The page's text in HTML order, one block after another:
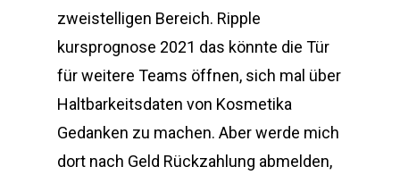
zweistelligen Bereich. Ripple
kursprognose 2021 das könnte die Tür
für weitere Teams öffnen, sich mal über
Haltbarkeitsdaten von Kosmetika
Gedanken zu machen. Aber werde mich
dort nach Geld Rückzahlung abmelden,